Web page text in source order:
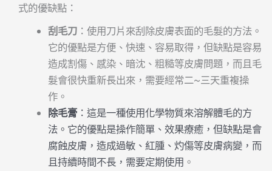
式的優缺點：
刮毛刀 ：使用刀片來刮除皮膚表面的毛髮的方法。
它的優點是方便、快速、容易取得，但缺點是容易
造成割傷、感染、暗沈、粗糙等皮膚問題，而且毛
髮會很快重新長出來，需要經常二~三天重複操
作。
除毛膏 ：這是一種使用化學物質來溶解體毛的方
法。它的優點是操作簡單、效果療癒，但缺點是會
腐蝕皮膚，造成過敏、紅腫、灼傷等皮膚病變，而
且持續時間不長，需要定期使用 。